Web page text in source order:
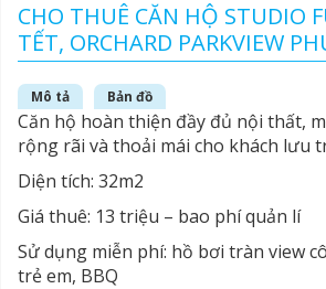
CHO THUÊ CĂN HỘ STUDIO
TẾT, ORCHARD PARKVIEW
Mô tả Bản đồ
Căn hộ hoàn thiện đầy đủ nội thất,
rộng rãi và thoải mái cho khách lưu
Diện tích: 32m2
Giá thuê: 13 triệu – bao phí quản lí
Sử dụng miễn phí: hồ bơi tràn view
trẻ em, BBQ